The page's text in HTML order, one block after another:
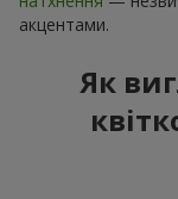
акцентами.
Як